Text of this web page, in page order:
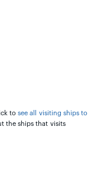
tosee all visiting ships to
the ships that visits